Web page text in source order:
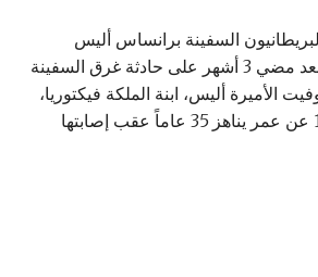
السفينة برانساس أليس
بالسفينة الملعونة. فبعد مضي 3 أشهر على حادثة غرق السفينة
الأميرة أليس، ابنة الملكة فيكتوريا،
يوم 14 ديسمبر 1878 عن عمر يناهز 35 عاماً عقب إصابتها